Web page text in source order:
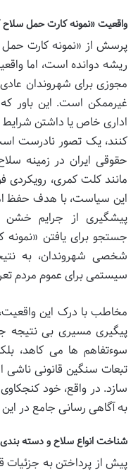
واقعیت «نمونه کارت حمل سلاح
پرسش از «نمونه کارت حمل
ریشه دوانده است، اما
مجوزی برای شهروندان
غیرممکن است. این باور
اداری خاص یا داشتن
کنند، یک تصور نادرست
حقوقی ایران در زمینه
مانند کلت کمری، رویکردی
این سیاست، با هدف حفظ
پیشگیری از جرایم خشن
جستجو برای یافتن
شخصی شهروندان، به
سیستمی برای عموم مردم
مخاطب با درک این
پیگیری مسیری بی نتیجه
سوءتفاهم ها می کاهد،
تبعات سنگین قانونی ناشی
سازد. در واقع، خود
به آگاهی رسانی جامع در
شناخت انواع سلاح و دسته
پیش از پرداختن به